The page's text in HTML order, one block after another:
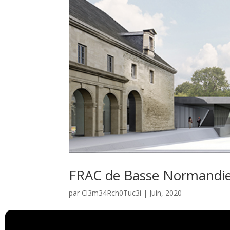
FRAC de Basse
par Cl3m34Rch0Tuc3i | Juin, 2020
visitation en FRAC de Normandie-Caen.